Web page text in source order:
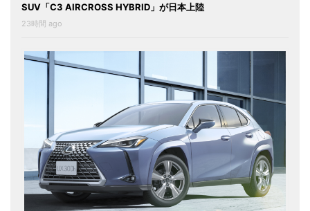
SUV「C3 AIRCROSS HYBRID」が日本上陸
23時間 ago